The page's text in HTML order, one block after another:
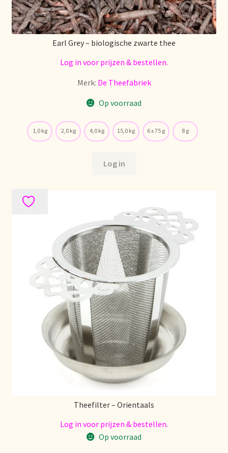
Earl Grey – biologische zwarte thee
Log in voor prijzen & bestellen.
Merk: De Theefabriek
Op voorraad
1,0 kg 2,0 kg 4,0 kg 15,0 kg 6 x 75 g 8 g
Log in
Theefilter – Orientaals
Log in voor prijzen & bestellen.
Op voorraad